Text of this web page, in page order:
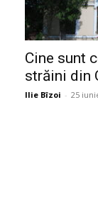
Cine sunt
străini din
Ilie Bîzoi - 25